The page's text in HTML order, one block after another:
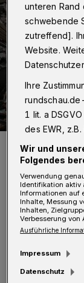
Abriss einer
Foto: Christoph Petersen
„Das ist ein
vorhanden
unteren
schwebende
zutreffend].
Website.
Ihre
1 lit. a
des EWR,
Wir und
Folgendes
Verwendung
Identifikation aktiv
Informationen auf
Inhalte, Messung
Inhalten,
Verbesserung von
Ausführliche
Impressum
Datenschutz